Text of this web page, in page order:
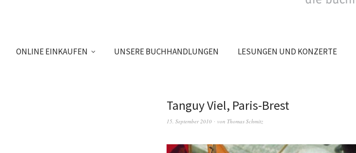
ONLINE EINKAUFEN UNSERE BUCHHANDLUNGEN LESUNGEN UND KONZERTE
Tanguy Viel, Paris-Brest
15. September 2010 von Thomas Schmitz